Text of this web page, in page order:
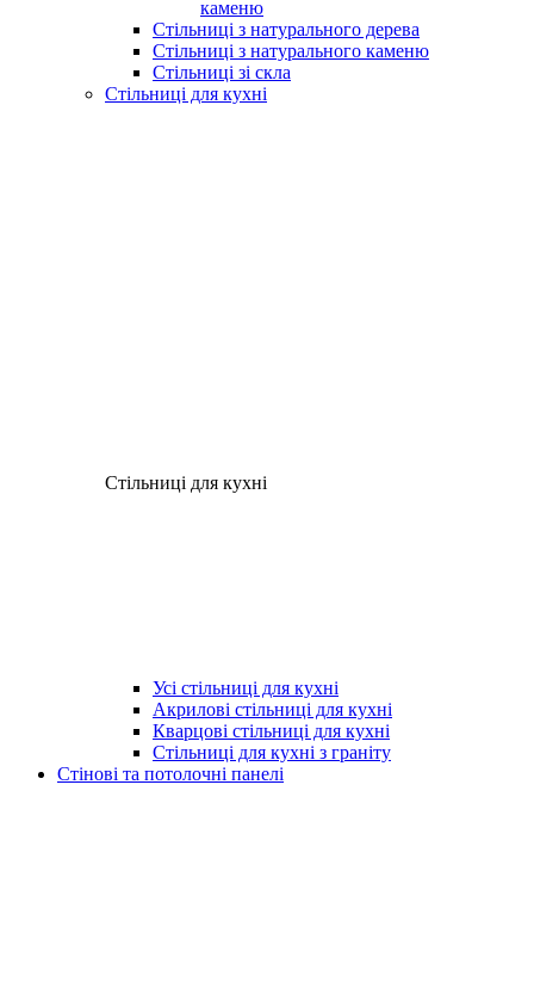
каменю
Стільниці з натурального дерева
Стільниці з натурального каменю
Стільниці зі скла
Стільниці для кухні
Стільниці для кухні
Усі стільниці для кухні
Акрилові стільниці для кухні
Кварцові стільниці для кухні
Стільниці для кухні з граніту
Стінові та потолочні панелі